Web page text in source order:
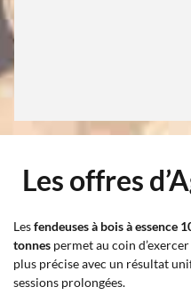
Les offres
Lesfendeuses à bois à essence
tonnes permet au coin
plus précise avec un résultat
sessions prolongées.